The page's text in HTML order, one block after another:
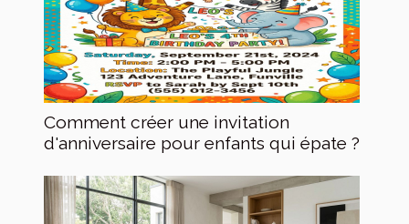
Comment créer une invitation
d'anniversaire pour enfants qui épate ?